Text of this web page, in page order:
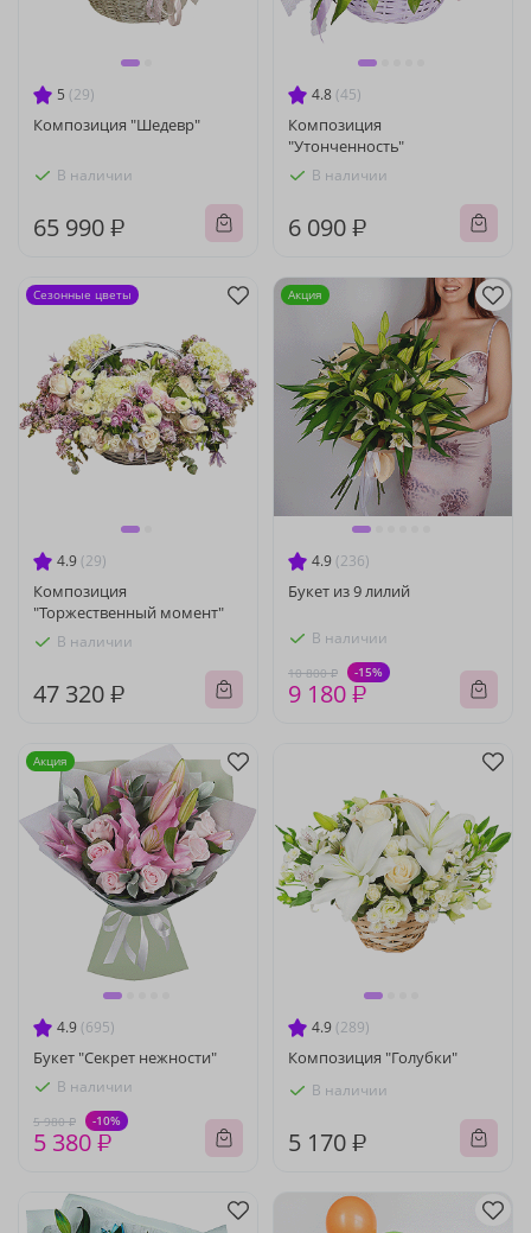
5 (29)
Композиция "Шедевр"
В наличии
65 990 ₽
4.8 (45)
Композиция
"Утонченность"
В наличии
6 090 ₽
4.9 (29)
Композиция
"Торжественный момент"
В наличии
47 320 ₽
Сезонные цветы
4.9 (236)
Букет из 9 лилий
В наличии
10 800 ₽ -15%
9 180 ₽
Акция
4.9 (695)
Букет "Секрет нежности"
В наличии
5 980 ₽ -10%
5 380 ₽
Акция
4.9 (289)
Композиция "Голубки"
В наличии
5 170 ₽